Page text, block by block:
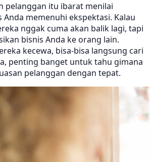
pelanggan itu ibarat menilai
Anda memenuhi ekspektasi. Kalau
nggak cuma akan balik lagi, tapi
bisnis Anda ke orang lain.
kecewa, bisa-bisa langsung cari
penting banget untuk tahu gimana
pelanggan dengan tepat.